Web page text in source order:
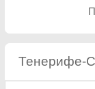
Тенерифе-